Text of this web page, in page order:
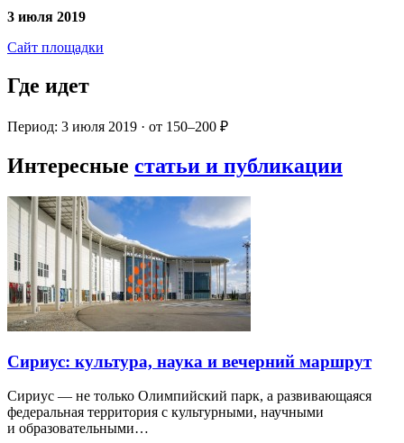
3 июля 2019
Сайт площадки
Где идет
Период: 3 июля 2019 · от 150–200 ₽
Интересные статьи и публикации
Сириус: культура, наука и вечерний маршрут
Сириус — не только Олимпийский парк, а развивающаяся
федеральная территория с культурными, научными
и образовательными…